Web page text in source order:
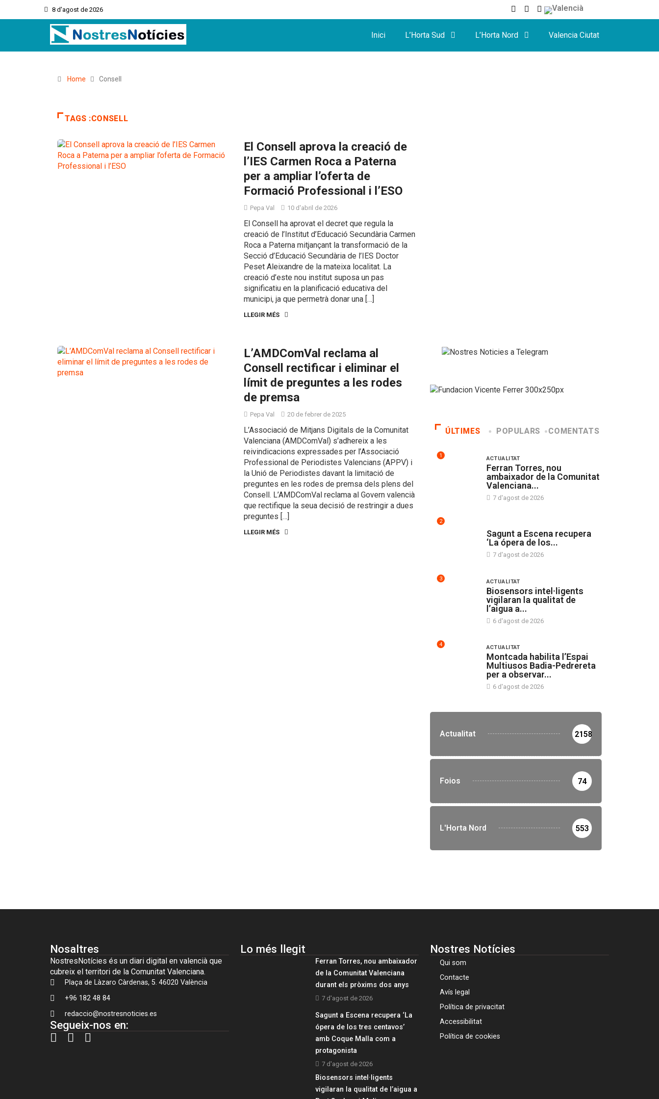
8 d'agost de 2026
Inici L’Horta Sud L’Horta Nord Valencia Ciutat
Home Consell
TAGS :CONSELL
El Consell aprova la creació de
l’IES Carmen Roca a Paterna
per a ampliar l’oferta de
Formació Professional i l’ESO
Pepa Val 10 d'abril de 2026
El Consell ha aprovat el decret que regula la
creació de l’Institut d’Educació Secundària Carmen
Roca a Paterna mitjançant la transformació de la
Secció d’Educació Secundària de l’IES Doctor
Peset Aleixandre de la mateixa localitat. La
creació d’este nou institut suposa un pas
significatiu en la planificació educativa del
municipi, ja que permetrà donar una […]
LLEGIR MÉS
L’AMDComVal reclama al
Consell rectificar i eliminar el
límit de preguntes a les rodes
de premsa
Pepa Val 20 de febrer de 2025
L’Associació de Mitjans Digitals de la Comunitat
Valenciana (AMDComVal) s’adhereix a les
reivindicacions expressades per l’Associació
Professional de Periodistes Valencians (APPV) i
la Unió de Periodistes davant la limitació de
preguntes en les rodes de premsa dels plens del
Consell. L’AMDComVal reclama al Govern valencià
que rectifique la seua decisió de restringir a dues
preguntes […]
LLEGIR MÉS
ÚLTIMES POPULARS COMENTATS
1 ACTUALITAT
Ferran Torres, nou
ambaixador de la Comunitat
Valenciana...
7 d'agost de 2026
2
Sagunt a Escena recupera
‘La ópera de los...
7 d'agost de 2026
3 ACTUALITAT
Biosensors intel·ligents
vigilaran la qualitat de
l’aigua a...
6 d'agost de 2026
4 ACTUALITAT
Montcada habilita l’Espai
Multiusos Badia-Pedrereta
per a observar...
6 d'agost de 2026
Actualitat 2158
Foios 74
L'Horta Nord 553
Nosaltres
NostresNotícies és un diari digital en valencià que
cubreix el territori de la Comunitat Valenciana.
Plaça de Làzaro Càrdenas, 5. 46020 València
+96 182 48 84
redaccio@nostresnoticies.es
Segueix-nos en:
Lo més llegit
Ferran Torres, nou ambaixador
de la Comunitat Valenciana
durant els pròxims dos anys
7 d'agost de 2026
Sagunt a Escena recupera ‘La
ópera de los tres centavos’
amb Coque Malla com a
protagonista
7 d'agost de 2026
Biosensors intel·ligents
vigilaran la qualitat de l’aigua a
Nostres Notícies
Qui som
Contacte
Avís legal
Política de privacitat
Accessibilitat
Política de cookies